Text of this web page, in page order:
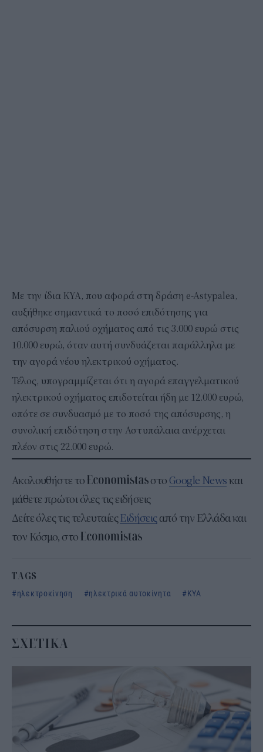
Με την ίδια ΚΥΑ, που αφορά στη δράση e-Astypalea,
αυξήθηκε σημαντικά το ποσό επιδότησης για
απόσυρση παλιού οχήματος από τις 3.000 ευρώ στις
10.000 ευρώ, όταν αυτή συνδυάζεται παράλληλα με
την αγορά νέου ηλεκτρικού οχήματος.
Τέλος, υπογραμμίζεται ότι η αγορά επαγγελματικού
ηλεκτρικού οχήματος επιδοτείται ήδη με 12.000 ευρώ,
οπότε σε συνδυασμό με το ποσό της απόσυρσης, η
συνολική επιδότηση στην Αστυπάλαια ανέρχεται
πλέον στις 22.000 ευρώ.
Ακολουθήστε το στο Google Newsκαι
μάθετε πρώτοι όλες τις ειδήσεις
Δείτε όλες τις τελευταίεςΕιδήσειςαπό την Ελλάδα και
τον Κόσμο, στο
TAGS
ηλεκτροκίνηση
ηλεκτρικά αυτοκίνητα ΚΥΑ
ΣΧΕΤΙΚΑ